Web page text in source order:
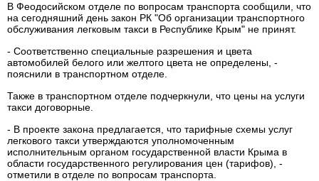
В Феодосийском отделе по вопросам транспорта сообщили, что
на сегодняшний день закон РК "Об организации транспортного
обслуживания легковым такси в Республике Крым" не принят.
- Соответственно специальные разрешения и цвета
автомобилей белого или желтого цвета не определены, -
пояснили в транспортном отделе.
Также в транспортном отделе подчеркнули, что цены на услуги
такси договорные.
- В проекте закона предлагается, что тарифные схемы услуг
легкового такси утверждаются уполномоченным
исполнительным органом государственной власти Крыма в
области государственного регулирования цен (тарифов), -
отметили в отделе по вопросам транспорта.